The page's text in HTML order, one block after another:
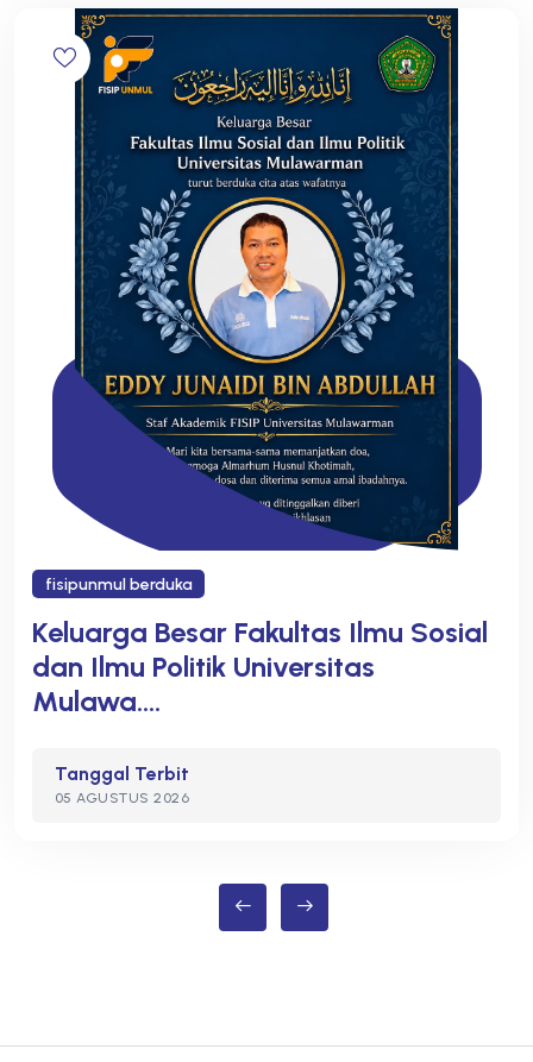
Sosial
FISIP Unmul Lepas 6
Terbaik Lolos Program